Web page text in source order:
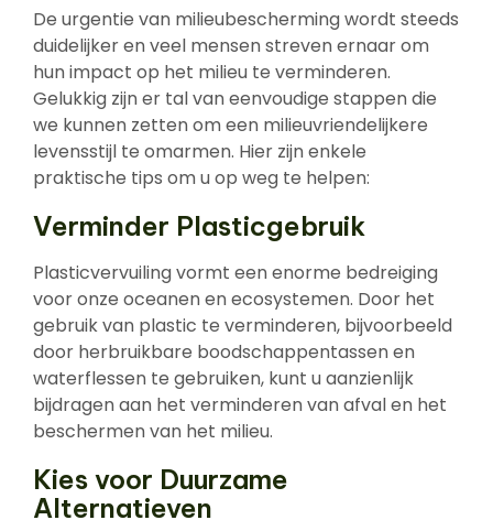
De urgentie van milieubescherming wordt steeds
duidelijker en veel mensen streven ernaar om
hun impact op het milieu te verminderen.
Gelukkig zijn er tal van eenvoudige stappen die
we kunnen zetten om een milieuvriendelijkere
levensstijl te omarmen. Hier zijn enkele
praktische tips om u op weg te helpen:
Verminder Plasticgebruik
Plasticvervuiling vormt een enorme bedreiging
voor onze oceanen en ecosystemen. Door het
gebruik van plastic te verminderen, bijvoorbeeld
door herbruikbare boodschappentassen en
waterflessen te gebruiken, kunt u aanzienlijk
bijdragen aan het verminderen van afval en het
beschermen van het milieu.
Kies voor Duurzame
Alternatieven